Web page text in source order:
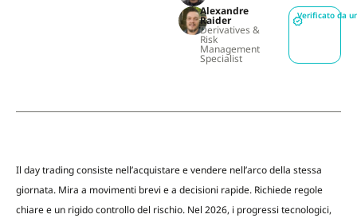
Alexandre
Raider
Derivatives &
Risk
Management
Specialist
Verificato da
Il day trading consiste nell’acquistare e vendere nell’arco della stessa
giornata. Mira a movimenti brevi e a decisioni rapide. Richiede regole
chiare e un rigido controllo del rischio. Nel 2026, i progressi tecnologici,